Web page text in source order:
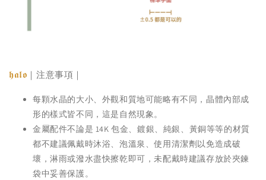
𝖍𝖆𝖑𝖔 ｜注意事項｜
每顆水晶的大小、外觀和質地可能略有不同，晶體內部成
形的樣式皆不同，這是自然現象。
金屬配件不論是 14K 包金、鍍銀、純銀、黃銅等等的材質
都不建議佩戴時沐浴、泡溫泉、使用清潔劑以免造成破
壞，淋雨或潑水盡快擦乾即可，未配戴時建議存放於夾鍊
袋中妥善保護。